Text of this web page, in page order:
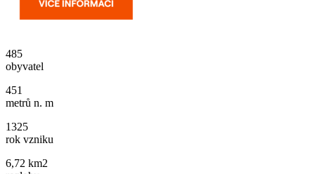
485
obyvatel
451
metrů n. m
1325
rok vzniku
6,72 km2